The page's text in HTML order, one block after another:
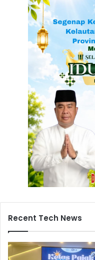
Recent Tech News